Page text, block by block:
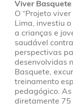
Viver Basquete
O “Projeto
Lima, investiu
a crianças e
saudável
perspectivas
desenvolvidas
Basquete,
treinamento
pedagógico.
diretamente 75